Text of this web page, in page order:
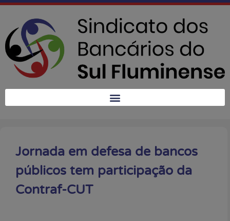
Jornada em defesa de bancos
públicos tem participação da
Contraf-CUT